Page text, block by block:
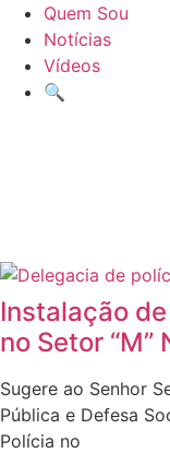
Quem Sou
Notícias
Vídeos
🔍
Instalação
no Setor “M”
Sugere ao Senhor
Pública e Defesa
Polícia no